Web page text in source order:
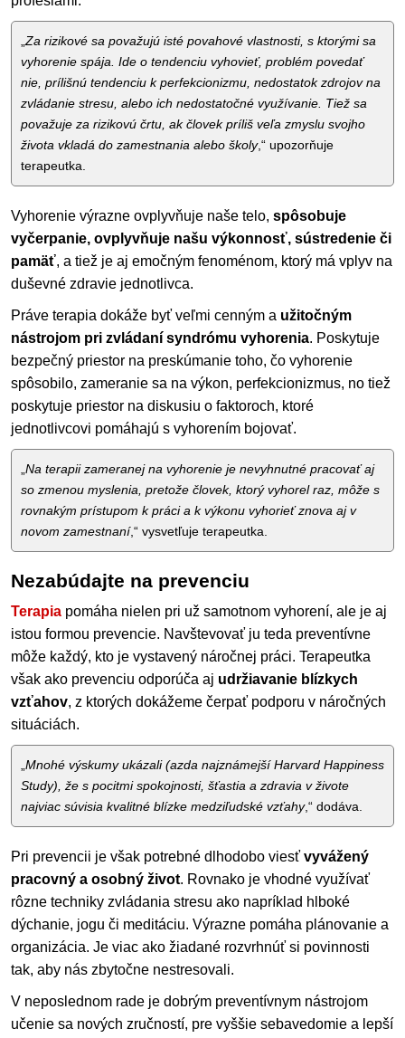
„Za rizikové sa považujú isté povahové vlastnosti, s ktorými sa
vyhorenie spája. Ide o tendenciu vyhovieť, problém povedať
nie, prílišnú tendenciu k perfekcionizmu, nedostatok zdrojov na
zvládanie stresu, alebo ich nedostatočné využívanie. Tiež sa
považuje za rizikovú črtu, ak človek príliš veľa zmyslu svojho
života vkladá do zamestnania alebo školy,“ upozorňuje
terapeutka.
Vyhorenie výrazne ovplyvňuje naše telo, spôsobuje
vyčerpanie, ovplyvňuje našu výkonnosť, sústredenie či
pamäť, a tiež je aj emočným fenoménom, ktorý má vplyv na
duševné zdravie jednotlivca.
Práve terapia dokáže byť veľmi cenným a užitočným
nástrojom pri zvládaní syndrómu vyhorenia. Poskytuje
bezpečný priestor na preskúmanie toho, čo vyhorenie
spôsobilo, zameranie sa na výkon, perfekcionizmus, no tiež
poskytuje priestor na diskusiu o faktoroch, ktoré
jednotlivcovi pomáhajú s vyhorením bojovať.
„Na terapii zameranej na vyhorenie je nevyhnutné pracovať aj
so zmenou myslenia, pretože človek, ktorý vyhorel raz, môže s
rovnakým prístupom k práci a k výkonu vyhorieť znova aj v
novom zamestnaní,“ vysvetľuje terapeutka.
Nezabúdajte na prevenciu
Terapia pomáha nielen pri už samotnom vyhorení, ale je aj
istou formou prevencie. Navštevovať ju teda preventívne
môže každý, kto je vystavený náročnej práci. Terapeutka
však ako prevenciu odporúča aj udržiavanie blízkych
vzťahov, z ktorých dokážeme čerpať podporu v náročných
situáciách.
„Mnohé výskumy ukázali (azda najznámejší Harvard Happiness
Study), že s pocitmi spokojnosti, šťastia a zdravia v živote
najviac súvisia kvalitné blízke medziľudské vzťahy,“ dodáva.
Pri prevencii je však potrebné dlhodobo viesť vyvážený
pracovný a osobný život. Rovnako je vhodné využívať
rôzne techniky zvládania stresu ako napríklad hlboké
dýchanie, jogu či meditáciu. Výrazne pomáha plánovanie a
organizácia. Je viac ako žiadané rozvrhnúť si povinnosti
tak, aby nás zbytočne nestresovali.
V neposlednom rade je dobrým preventívnym nástrojom
učenie sa nových zručností, pre vyššie sebavedomie a lepší